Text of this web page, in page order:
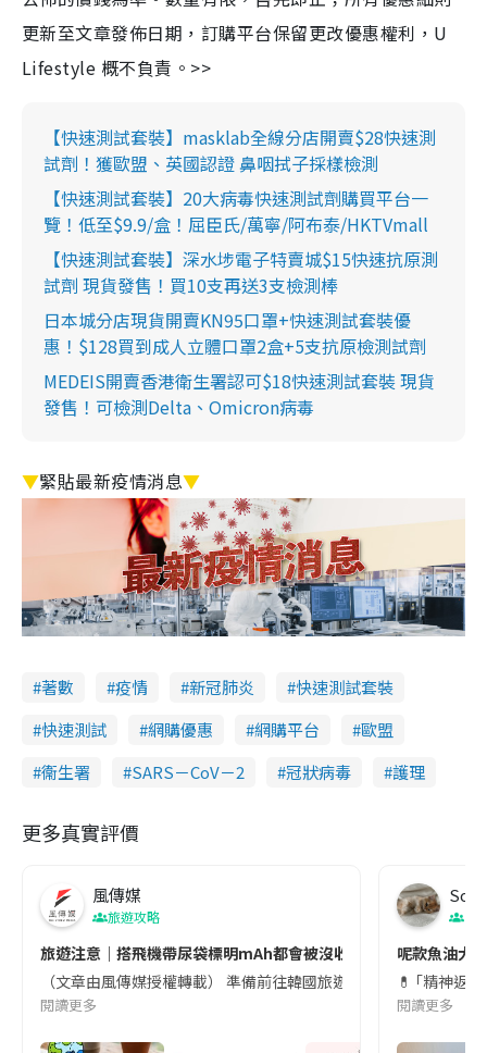
更新至文章發佈日期，訂購平台保留更改優惠權利，U
Lifestyle 概不負責。>>
【快速測試套裝】masklab全線分店開賣$28快速測
試劑！獲歐盟、英國認證 鼻咽拭子採樣檢測
【快速測試套裝】20大病毒快速測試劑購買平台一
覽！低至$9.9/盒！屈臣氏/萬寧/阿布泰/HKTVmall
【快速測試套裝】深水埗電子特賣城$15快速抗原測
試劑 現貨發售！買10支再送3支檢測棒
日本城分店現貨開賣KN95口罩+快速測試套裝優
惠！$128買到成人立體口罩2盒+5支抗原檢測試劑
MEDEIS開賣香港衛生署認可$18快速測試套裝 現貨
發售！可檢測Delta、Omicron病毒
▼緊貼最新疫情消息▼
著數 疫情 新冠肺炎
快速測試套裝
快速測試
網購優惠 網購平台
歐盟
衞生署
SARS－CoV－2 冠狀病毒 護理
更多真實評價
風傳媒
旅遊攻略
旅遊注意｜搭飛機帶尿袋標明mAh都會被沒收😱出發前切記檢查
（文章由風傳媒授權轉載） 準備前往韓國旅遊的民眾，近期要
閱讀更多
Soul
呢款魚油大
💊 ｢精神返
閱讀更多